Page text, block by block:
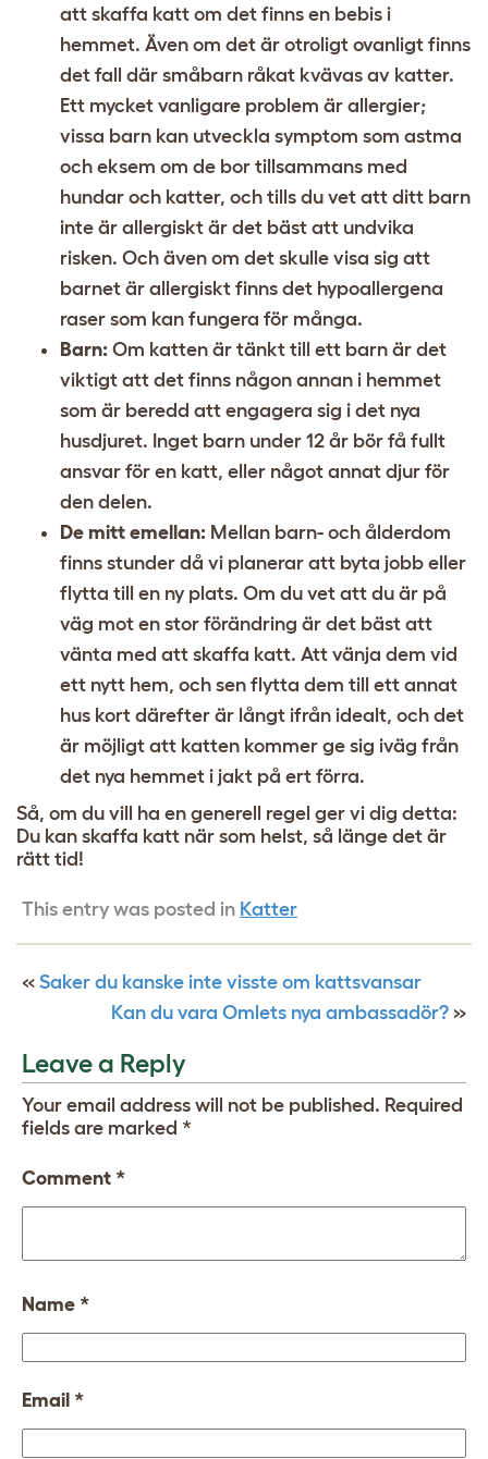
att skaffa katt om det finns en bebis i
hemmet. Även om det är otroligt ovanligt finns
det fall där småbarn råkat kvävas av katter.
Ett mycket vanligare problem är allergier;
vissa barn kan utveckla symptom som astma
och eksem om de bor tillsammans med
hundar och katter, och tills du vet att ditt barn
inte är allergiskt är det bäst att undvika
risken. Och även om det skulle visa sig att
barnet är allergiskt finns det hypoallergena
raser som kan fungera för många.
Barn: Om katten är tänkt till ett barn är det
viktigt att det finns någon annan i hemmet
som är beredd att engagera sig i det nya
husdjuret. Inget barn under 12 år bör få fullt
ansvar för en katt, eller något annat djur för
den delen.
De mitt emellan: Mellan barn- och ålderdom
finns stunder då vi planerar att byta jobb eller
flytta till en ny plats. Om du vet att du är på
väg mot en stor förändring är det bäst att
vänta med att skaffa katt. Att vänja dem vid
ett nytt hem, och sen flytta dem till ett annat
hus kort därefter är långt ifrån idealt, och det
är möjligt att katten kommer ge sig iväg från
det nya hemmet i jakt på ert förra.
Så, om du vill ha en generell regel ger vi dig detta:
Du kan skaffa katt när som helst, så länge det är
rätt tid!
This entry was posted in Katter
« Saker du kanske inte visste om kattsvansar
Kan du vara Omlets nya ambassadör? »
Leave a Reply
Your email address will not be published. Required
fields are marked *
Comment *
Name *
Email *